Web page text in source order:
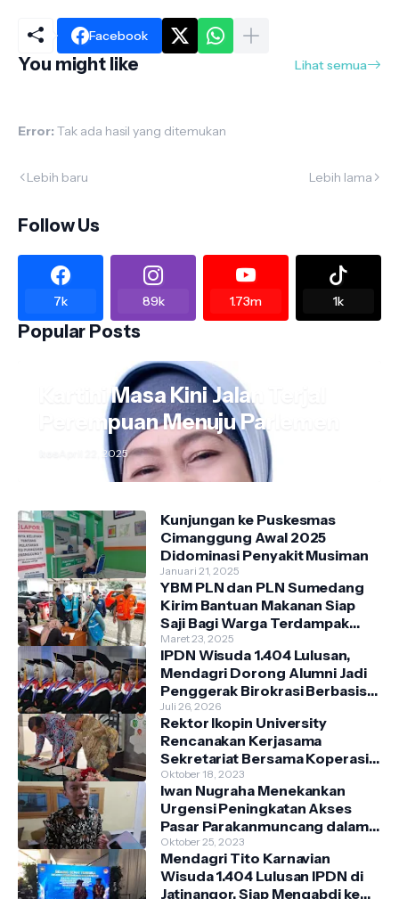
Facebook
You might like Lihat semua
Error: Tak ada hasil yang ditemukan
Lebih baru Lebih lama
Follow Us
7k 89k 1.73m 1k
Popular Posts
Kartini Masa Kini Jalan Terjal
Perempuan Menuju Parlemen
April 22, 2025
Kunjungan ke Puskesmas
Cimanggung Awal 2025
Didominasi Penyakit Musiman
Januari 21, 2025
YBM PLN dan PLN Sumedang
Kirim Bantuan Makanan Siap
Saji Bagi Warga Terdampak
Banjir Kecamatan Cimanggung
Maret 23, 2025
IPDN Wisuda 1.404 Lulusan,
Mendagri Dorong Alumni Jadi
Penggerak Birokrasi Berbasis
Pengetahuan
Juli 26, 2026
Rektor Ikopin University
Rencanakan Kerjasama
Sekretariat Bersama Koperasi
Indonesia
Oktober 18, 2023
Iwan Nugraha Menekankan
Urgensi Peningkatan Akses
Pasar Parakanmuncang dalam
Penanganan Stunting
Oktober 25, 2023
Mendagri Tito Karnavian
Wisuda 1.404 Lulusan IPDN di
Jatinangor, Siap Mengabdi ke